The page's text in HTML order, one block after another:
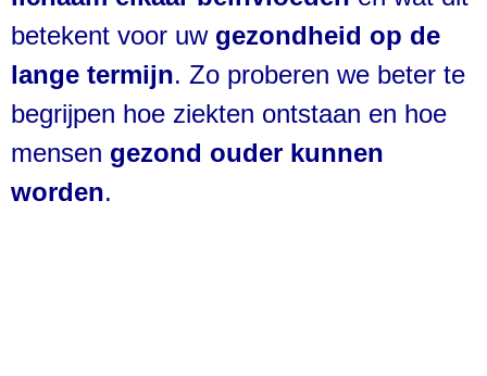
betekent voor uw gezondheid op de
lange termijn. Zo proberen we beter te
begrijpen hoe ziekten ontstaan en hoe
mensen gezond ouder kunnen
worden.